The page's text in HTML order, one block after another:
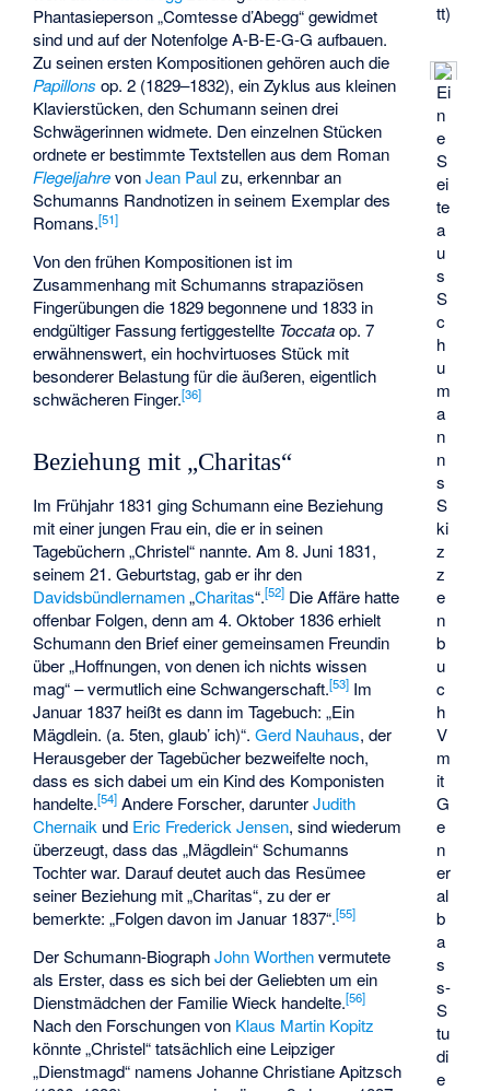
tt)
Ei
n
e
S
ei
te
a
u
s
S
c
h
u
m
a
n
n
s
S
ki
z
z
e
n
b
u
c
h
V
m
it
G
e
n
er
al
b
a
s
s-
S
tu
di
e
Phantasieperson „Comtesse d’Abegg“ gewidmet
sind und auf der Notenfolge A-B-E-G-G aufbauen.
Zu seinen ersten Kompositionen gehören auch die
Papillons op. 2 (1829–1832), ein Zyklus aus kleinen
Klavierstücken, den Schumann seinen drei
Schwägerinnen widmete. Den einzelnen Stücken
ordnete er bestimmte Textstellen aus dem Roman
FlegeljahrevonJean Paulzu, erkennbar an
Schumanns Randnotizen in seinem Exemplar des
Romans.[51]
Von den frühen Kompositionen ist im
Zusammenhang mit Schumanns strapaziösen
Fingerübungen die 1829 begonnene und 1833 in
endgültiger Fassung fertiggestellte Toccataop. 7
erwähnenswert, ein hochvirtuoses Stück mit
besonderer Belastung für die äußeren, eigentlich
schwächeren Finger.[36]
Beziehung mit „Charitas“
Im Frühjahr 1831 ging Schumann eine Beziehung
mit einer jungen Frau ein, die er in seinen
Tagebüchern „Christel“ nannte. Am 8. Juni 1831,
seinem 21. Geburtstag, gab er ihr den
Davidsbündlernamen„Charitas“.[52] Die Affäre hatte
offenbar Folgen, denn am 4. Oktober 1836 erhielt
Schumann den Brief einer gemeinsamen Freundin
über „Hoffnungen, von denen ich nichts wissen
mag“ – vermutlich eine Schwangerschaft.[53] Im
Januar 1837 heißt es dann im Tagebuch: „Ein
Mägdlein. (a. 5ten, glaub’ ich)“.Gerd Nauhaus, der
Herausgeber der Tagebücher bezweifelte noch,
dass es sich dabei um ein Kind des Komponisten
handelte.[54] Andere Forscher, darunterJudith
Chernaik und Eric Frederick Jensen, sind wiederum
überzeugt, dass das „Mägdlein“ Schumanns
Tochter war. Darauf deutet auch das Resümee
seiner Beziehung mit „Charitas“, zu der er
bemerkte: „Folgen davon im Januar 1837“.[55]
Der Schumann-BiographJohn Worthenvermutete
als Erster, dass es sich bei der Geliebten um ein
Dienstmädchen der Familie Wieck handelte.[56]
Nach den Forschungen von Klaus Martin Kopitz
könnte „Christel“ tatsächlich eine Leipziger
„Dienstmagd“ namens Johanne Christiane Apitzsch